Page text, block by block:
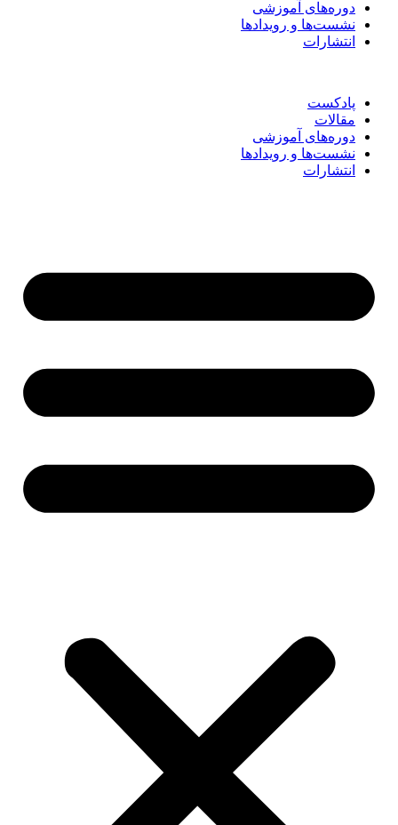
دوره‌های آموزشی
نشست‌ها و رویدادها
انتشارات
پادکست
مقالات
دوره‌های آموزشی
نشست‌ها و رویدادها
انتشارات